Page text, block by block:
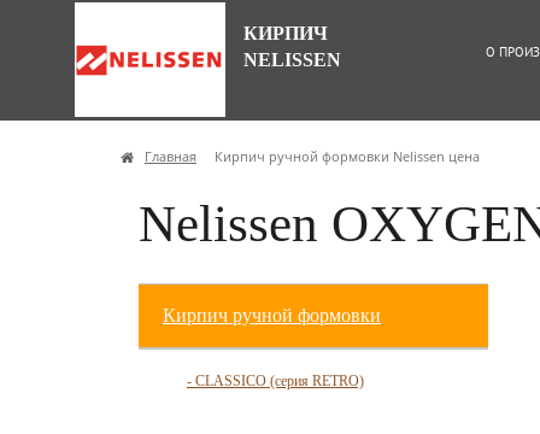
КИРПИЧ
NELISSEN
О
Главная Кирпич ручной формовки Nelissen цена
Nelissen
Кирпич ручной формовки
- CLASSICO (серия RETRO)